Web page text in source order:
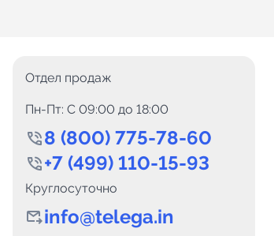
Отдел продаж
Пн-Пт: C 09:00 до 18:00
8 (800) 775-78-60
+7 (499) 110-15-93
Круглосуточно
info@telega.in